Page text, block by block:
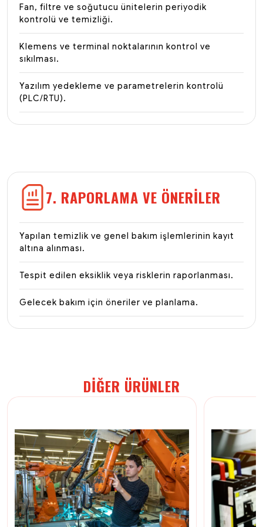
Fan, filtre ve soğutucu ünitelerin periyodik
kontrolü ve temizliği.
Klemens ve terminal noktalarının kontrol ve
sıkılması.
Yazılım yedekleme ve parametrelerin kontrolü
(PLC/RTU).
7. RAPORLAMA VE ÖNERILER
Yapılan temizlik ve genel bakım işlemlerinin kayıt
altına alınması.
Tespit edilen eksiklik veya risklerin raporlanması.
Gelecek bakım için öneriler ve planlama.
DIĞER ÜRÜNLER